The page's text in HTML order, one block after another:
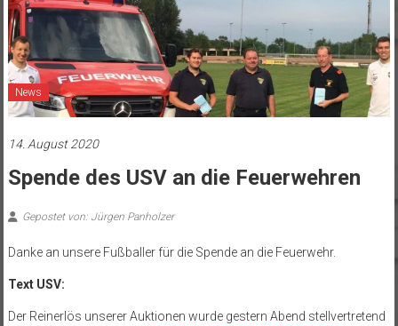
News
14. August 2020
Spende des USV an die Feuerwehren
Gepostet von: Jürgen Panholzer
Danke an unsere Fußballer für die Spende an die Feuerwehr.
Text USV:
Der Reinerlös unserer Auktionen wurde gestern Abend stellvertretend